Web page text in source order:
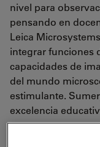
nivel para
pensando en
Leica
integrar funciones
capacidades de
del mundo
estimulante.
excelencia